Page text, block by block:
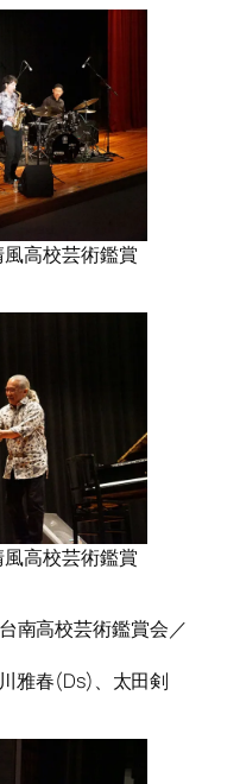
風高校芸術鑑賞
風高校芸術鑑賞
南高校芸術鑑賞会／
雅春(Ds)、太田剣